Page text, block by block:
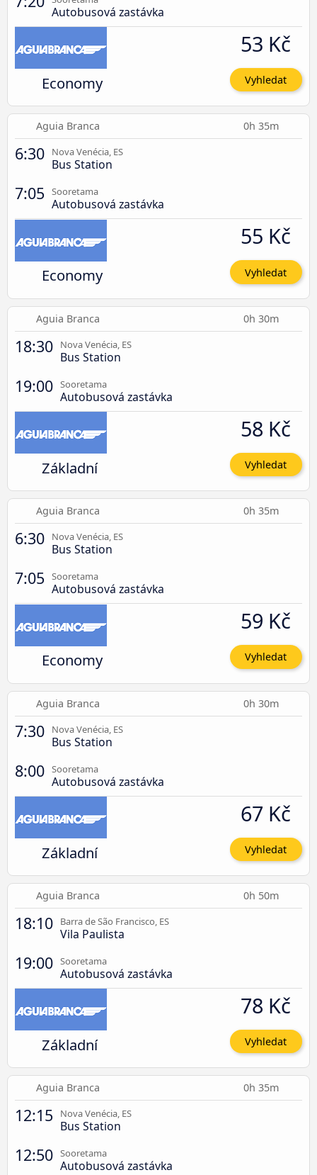
Autobusová zastávka
Economy
53 Kč
Vyhledat
Aguia Branca 0h 35m
6:30 Nova Venécia, ES
Bus Station
7:05 Sooretama
Autobusová zastávka
Economy
55 Kč
Vyhledat
Aguia Branca 0h 30m
18:30 Nova Venécia, ES
Bus Station
19:00 Sooretama
Autobusová zastávka
Základní
58 Kč
Vyhledat
Aguia Branca 0h 35m
6:30 Nova Venécia, ES
Bus Station
7:05 Sooretama
Autobusová zastávka
Economy
59 Kč
Vyhledat
Aguia Branca 0h 30m
7:30 Nova Venécia, ES
Bus Station
8:00 Sooretama
Autobusová zastávka
Základní
67 Kč
Vyhledat
Aguia Branca 0h 50m
18:10 Barra de São Francisco, ES
Vila Paulista
19:00 Sooretama
Autobusová zastávka
Základní
78 Kč
Vyhledat
Aguia Branca 0h 35m
12:15 Nova Venécia, ES
Bus Station
12:50 Sooretama
Autobusová zastávka